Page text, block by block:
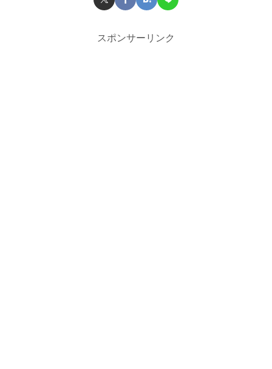
スポンサーリンク